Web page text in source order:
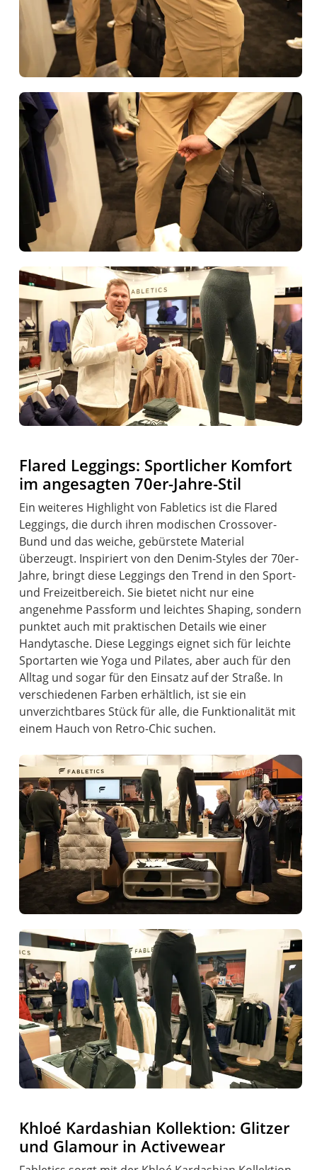
Flared Leggings: Sportlicher Komfort
im angesagten 70er-Jahre-Stil
Ein weiteres Highlight von Fabletics ist die Flared
Leggings, die durch ihren modischen Crossover-
Bund und das weiche, gebürstete Material
überzeugt. Inspiriert von den Denim-Styles der 70er-
Jahre, bringt diese Leggings den Trend in den Sport-
und Freizeitbereich. Sie bietet nicht nur eine
angenehme Passform und leichtes Shaping, sondern
punktet auch mit praktischen Details wie einer
Handytasche. Diese Leggings eignet sich für leichte
Sportarten wie Yoga und Pilates, aber auch für den
Alltag und sogar für den Einsatz auf der Straße. In
verschiedenen Farben erhältlich, ist sie ein
unverzichtbares Stück für alle, die Funktionalität mit
einem Hauch von Retro-Chic suchen.
Khloé Kardashian Kollektion: Glitzer
und Glamour in Activewear